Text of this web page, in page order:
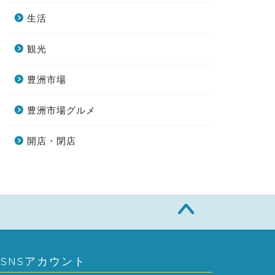
生活
観光
豊洲市場
豊洲市場グルメ
開店・閉店
SNSアカウント